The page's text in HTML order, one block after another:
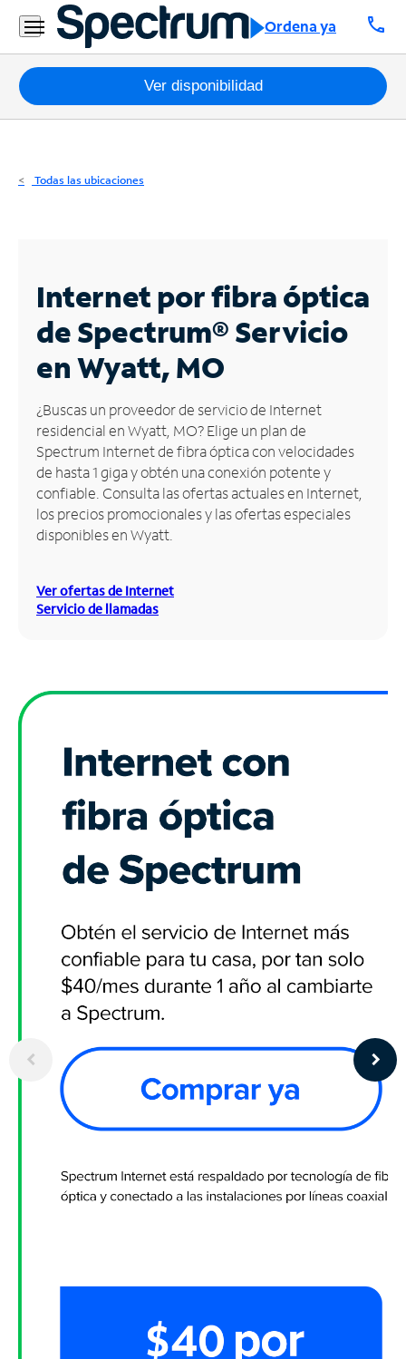
Ordena ya call
Residencial
Business
Paquetes
Internet
Business
Contáctanos
Inglés
Administrar
cuenta
Encuentra
una
tienda
Ver disponibilidad
Todas las ubicaciones
Internet por fibra óptica
de Spectrum®Servicio
en Wyatt, MO
¿Buscas un proveedor de servicio de Internet
residencial en Wyatt, MO? Elige un plan de
Spectrum Internet de fibra óptica con velocidades
de hasta 1 giga y obtén una conexión potente y
confiable. Consulta las ofertas actuales en Internet,
los precios promocionales y las ofertas especiales
disponibles en Wyatt.
Ver ofertas de Internet
Servicio de llamadas